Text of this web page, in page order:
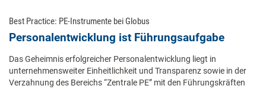
Best Practice: PE-Instrumente bei Globus
Personalentwicklung ist Führungsaufgabe
Das Geheimnis erfolgreicher Personalentwicklung liegt in
unternehmensweiter Einheitlichkeit und Transparenz sowie in der
Verzahnung des Bereichs “Zentrale PE” mit den Führungskräften